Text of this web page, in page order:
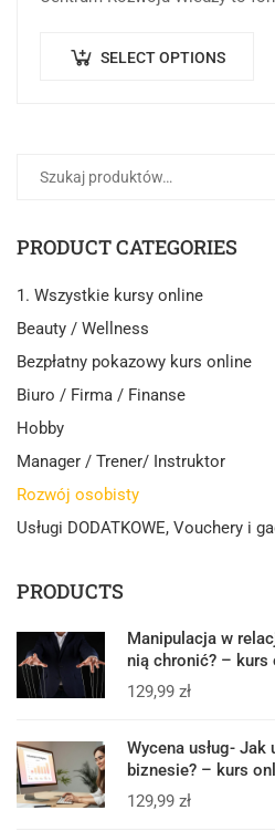
oraz…
SELECT OPTIONS
PRODUCT CATEGORIES
1. Wszystkie kursy online
Beauty / Wellness
Bezpłatny pokazowy kurs online
Biuro / Firma / Finanse
Hobby
Manager / Trener/ Instruktor
Rozwój osobisty
Usługi DODATKOWE, Vouchery i
PRODUCTS
Manipulacja w
nią chronić? – kurs
129,99 zł
Wycena usług- Jak
biznesie? – kurs
129,99 zł